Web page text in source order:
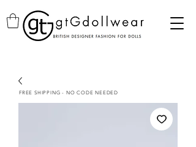
FREE SHIPPING - NO CODE NEEDED